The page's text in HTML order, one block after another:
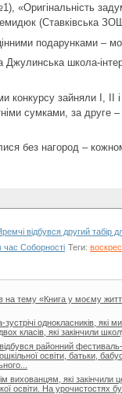
(Ставківська
подарунками –
школа-
конкурсу зайняли І, ІІ
сумками, за друге
без нагород –
відбувся другий табір
час Соборності Теги:
на тему «Книга у моєму
однокласників, які
класів, які закінчили
районний
освіти, батьки,
вихованцям, які
освіти. На урочистостях